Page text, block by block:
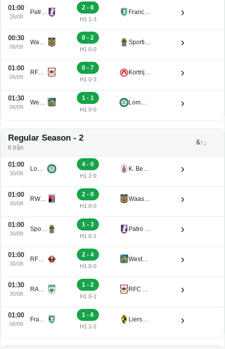
01:00
26/08
Patro Eisden U21
2 - 6
H1 1-3
Francs Borains U21 ›
00:30
06/09
Waasland-Beveren U21
0 - 2
H1 0-0
Sporting Charleroi II ›
01:00
06/09
RFC de Liege U21
0 - 7
H1 0-3
Kortrijk U21 ›
01:30
06/09
Westerlo U21
1 - 1
H1 0-0
Lommel U21 ›
Regular Season - 2
6 trận
6↑↓
01:00
30/08
Lommel U21
4 - 0
H1 2-0
K. Beerschot V.A. Reserve U21 ›
01:00
30/08
RWDM U21
2 - 0
H1 0-0
Waasland-Beveren U21 ›
01:00
30/08
Sporting Charleroi II
1 - 3
H1 0-1
Patro Eisden U21 ›
01:00
30/08
RFC Seraing Reserve U21
2 - 4
H1 0-0
Westerlo U21 ›
01:30
30/08
RAAL La Louviere U21
1 - 2
H1 0-1
RFC de Liege U21 ›
01:00
06/09
Francs Borains U21
1 - 6
H1 1-2
Lierse K. U21 ›